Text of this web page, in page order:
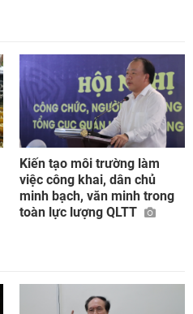
Kiến tạo môi trường làm
việc công khai, dân chủ
minh bạch, văn minh trong
toàn lực lượng QLTT